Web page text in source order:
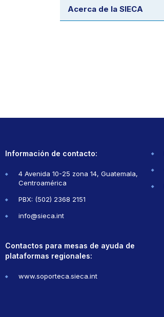
Acerca de la SIECA
Información de contacto:
4 Avenida 10-25 zona 14, Guatemala,
Centroamérica
PBX: (502) 2368 2151
info@sieca.int
Contactos para mesas de ayuda de
plataformas regionales:
www.soporteca.sieca.int